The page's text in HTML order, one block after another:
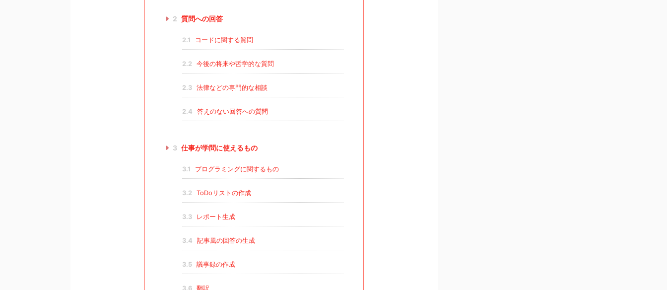
2 質問への回答
2.1 コードに関する質問
2.2 今後の将来や哲学的な質問
2.3 法律などの専門的な相談
2.4 答えのない回答への質問
3 仕事が学問に使えるもの
3.1 プログラミングに関するもの
3.2 ToDoリストの作成
3.3 レポート生成
3.4 記事風の回答の生成
3.5 議事録の作成
3.6 翻訳